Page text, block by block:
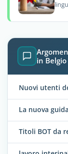
in Belgio
Nuovi utenti
La nuova
Titoli BOT da